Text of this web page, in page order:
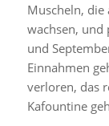
Muscheln, die
wachsen, und
und
Einnahmen
verloren, das
Kafountine